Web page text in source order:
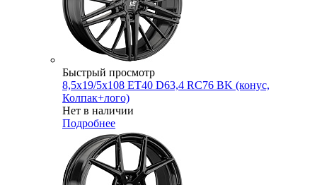
Быстрый просмотр
8,5x19/5x108 ET40 D63,4 RC76 BK (конус,
Колпак+лого)
Нет в наличии
Подробнее